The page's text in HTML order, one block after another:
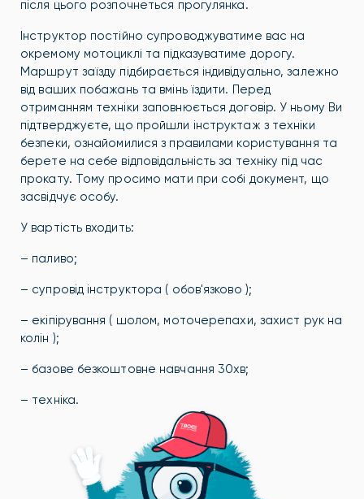
після цього розпочнеться прогулянка.
Інструктор постійно супроводжуватиме вас на
окремому мотоциклі та підказуватиме дорогу.
Маршрут заїзду підбирається індивідуально, залежно
від ваших побажань та вмінь їздити. Перед
отриманням техніки заповнюється договір. У ньому Ви
підтверджуєте, що пройшли інструктаж з техніки
безпеки, ознайомилися з правилами користування та
берете на себе відповідальність за техніку під час
прокату. Тому просимо мати при собі документ, що
засвідчує особу.
У вартість входить:
– паливо;
– супровід інструктора ( обов'язково );
– екіпірування ( шолом, моточерепахи, захист рук на
колін );
– базове безкоштовне навчання 30хв;
– техніка.